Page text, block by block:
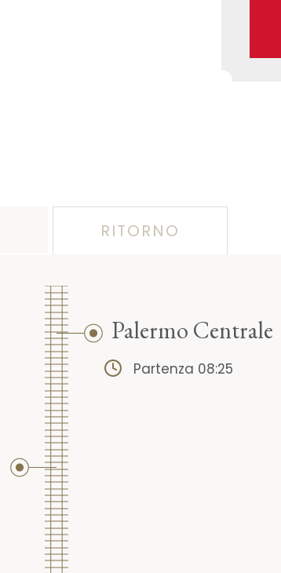
RITORNO
Palermo Centrale
Partenza 08:25